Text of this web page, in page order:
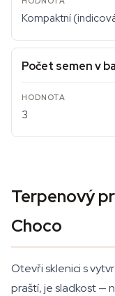
Kompaktní
Počet semen v
3
Terpenový
Choco
Otevři sklenici s
praští, je sladkost —